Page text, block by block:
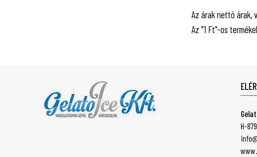
Az árak nettó árak,
Az "1 Ft"-os
H-